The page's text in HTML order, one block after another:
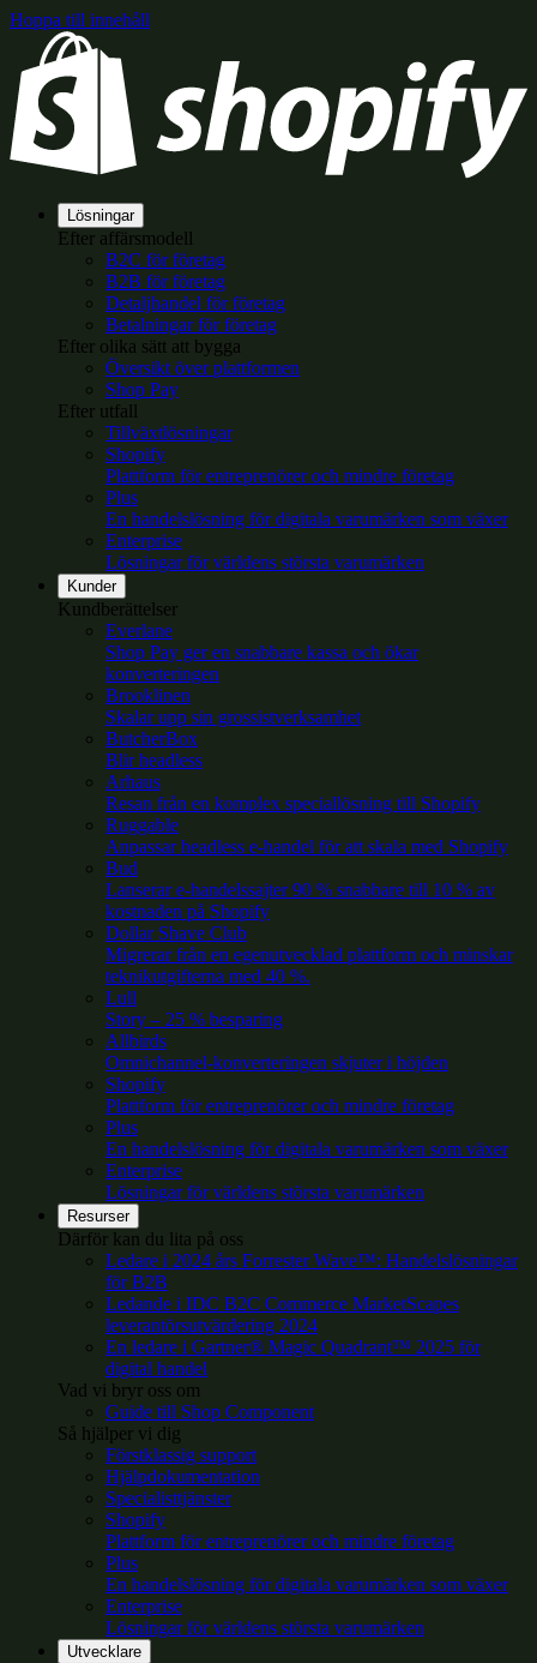
Hoppa till innehåll
Lösningar
Efter affärsmodell
B2C för företag
B2B för företag
Detaljhandel för företag
Betalningar för företag
Efter olika sätt att bygga
Översikt över plattformen
Shop Pay
Efter utfall
Tillväxtlösningar
Shopify
Plattform för entreprenörer och mindre företag
Plus
En handelslösning för digitala varumärken som växer
Enterprise
Lösningar för världens största varumärken
Kunder
Kundberättelser
Everlane
Shop Pay ger en snabbare kassa och ökar
konverteringen
Brooklinen
Skalar upp sin grossistverksamhet
ButcherBox
Blir headless
Arhaus
Resan från en komplex speciallösning till Shopify
Ruggable
Anpassar headless e-handel för att skala med Shopify
Bud
Lanserar e-handelssajter 90 % snabbare till 10 % av
kostnaden på Shopify
Dollar Shave Club
Migrerar från en egenutvecklad plattform och minskar
teknikutgifterna med 40 %.
Lull
Story – 25 % besparing
Allbirds
Omnichannel-konverteringen skjuter i höjden
Shopify
Plattform för entreprenörer och mindre företag
Plus
En handelslösning för digitala varumärken som växer
Enterprise
Lösningar för världens största varumärken
Resurser
Därför kan du lita på oss
Ledare i 2024 års Forrester Wave™: Handelslösningar
för B2B
Ledande i IDC B2C Commerce MarketScapes
leverantörsutvärdering 2024
En ledare i Gartner® Magic Quadrant™ 2025 för
digital handel
Vad vi bryr oss om
Guide till Shop Component
Så hjälper vi dig
Förstklassig support
Hjälpdokumentation
Specialisttjänster
Shopify
Plattform för entreprenörer och mindre företag
Plus
En handelslösning för digitala varumärken som växer
Enterprise
Lösningar för världens största varumärken
Utvecklare